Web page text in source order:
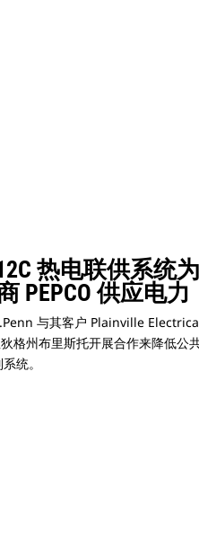
热电联供系统
PEPCO 供应电力
与其客户 Plainville
格州布里斯托开展合作来降低公
统。